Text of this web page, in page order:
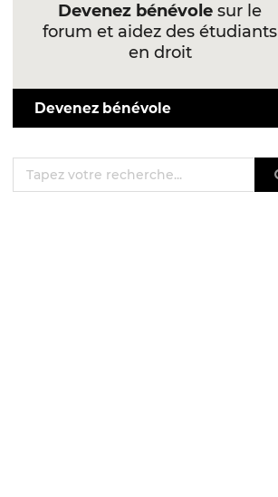
Devenez bénévole sur le
forum et aidez des étudiants
en droit
Devenez bénévole